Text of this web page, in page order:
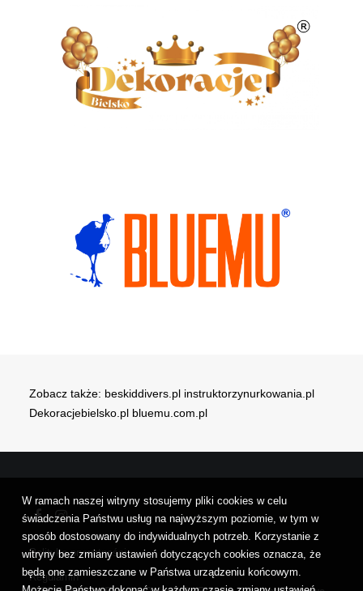
Zobacz także: beskiddivers.pl instruktorzynurkowania.pl
Dekoracjebielsko.pl bluemu.com.pl
Regulamin
Polityka prywatności
W ramach naszej witryny stosujemy pliki cookies w celu
świadczenia Państwu usług na najwyższym poziomie, w tym w
sposób dostosowany do indywidualnych potrzeb. Korzystanie z
witryny bez zmiany ustawień dotyczących cookies oznacza, że
będą one zamieszczane w Państwa urządzeniu końcowym.